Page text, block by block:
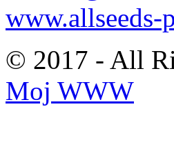
www.allseeds-
© 2017 - All
Moj WWW